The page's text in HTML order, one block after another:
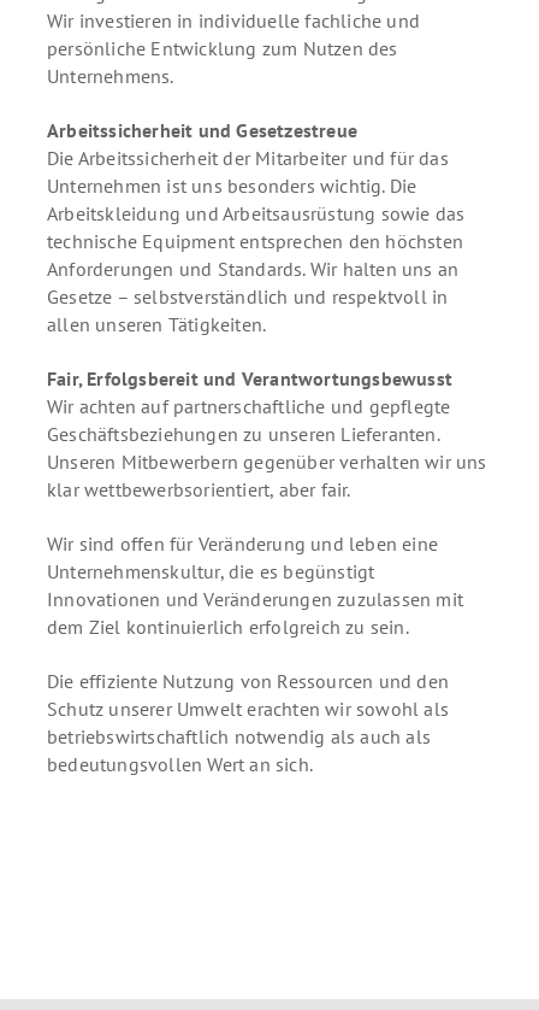
Wir investieren in individuelle fachliche und
persönliche Entwicklung zum Nutzen des
Unternehmens.
Arbeitssicherheit und Gesetzestreue
Die Arbeitssicherheit der Mitarbeiter und für das
Unternehmen ist uns besonders wichtig. Die
Arbeitskleidung und Arbeitsausrüstung sowie das
technische Equipment entsprechen den höchsten
Anforderungen und Standards. Wir halten uns an
Gesetze – selbstverständlich und respektvoll in
allen unseren Tätigkeiten.
Fair, Erfolgsbereit und Verantwortungsbewusst
Wir achten auf partnerschaftliche und gepflegte
Geschäftsbeziehungen zu unseren Lieferanten.
Unseren Mitbewerbern gegenüber verhalten wir uns
klar wettbewerbsorientiert, aber fair.
Wir sind offen für Veränderung und leben eine
Unternehmenskultur, die es begünstigt
Innovationen und Veränderungen zuzulassen mit
dem Ziel kontinuierlich erfolgreich zu sein.
Die effiziente Nutzung von Ressourcen und den
Schutz unserer Umwelt erachten wir sowohl als
betriebswirtschaftlich notwendig als auch als
bedeutungsvollen Wert an sich.